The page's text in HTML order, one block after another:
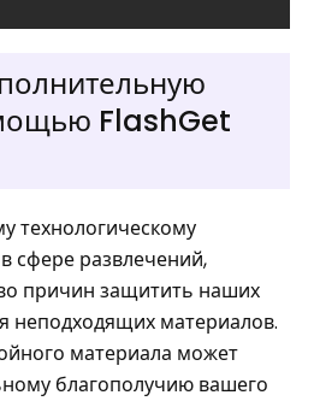
FlashGet
технологическому
сфере развлечений,
причин защитить наших
неподходящих материалов.
материала может
благополучию вашего